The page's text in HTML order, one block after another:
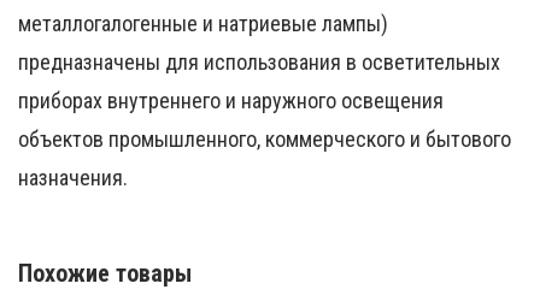
металлогалогенные и натриевые лампы)
предназначены для использования в осветительных
приборах внутреннего и наружного освещения
объектов промышленного, коммерческого и бытового
назначения.
Похожие товары